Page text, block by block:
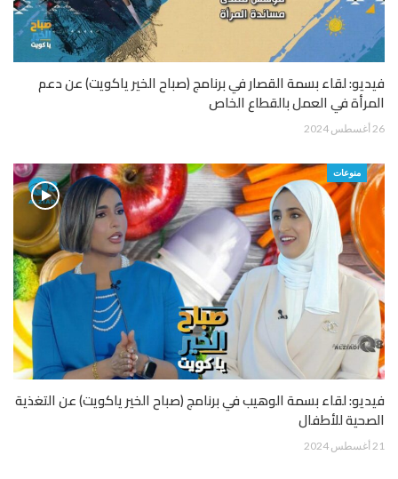
فيديو: لقاء بسمة القصار في برنامج (صباح الخير ياكويت) عن دعم
المرأة في العمل بالقطاع الخاص
26 أغسطس 2024
منوعات
فيديو: لقاء بسمة الوهيب في برنامج (صباح الخير ياكويت) عن التغذية
الصحية للأطفال
21 أغسطس 2024